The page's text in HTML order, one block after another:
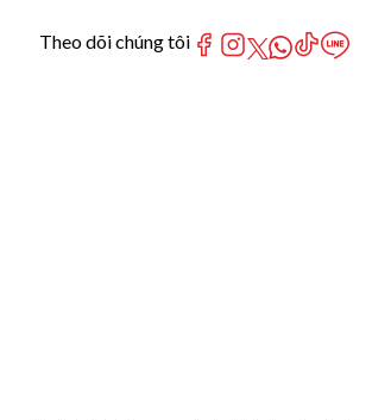
Theo dõi chúng tôi